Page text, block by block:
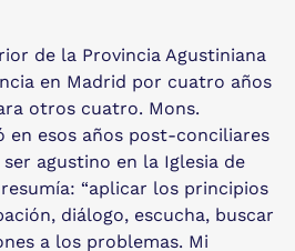
de la Provincia Agustiniana
en Madrid por cuatro años
otros cuatro. Mons.
en esos años post-conciliares
agustino en la Iglesia de
“aplicar los principios
diálogo, escucha, buscar
a los problemas. Mi